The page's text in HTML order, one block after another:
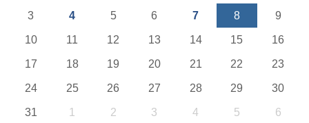
3 4 5 6 7 8 9
10 11 12 13 14 15 16
17 18 19 20 21 22 23
24 25 26 27 28 29 30
31 1 2 3 4 5 6